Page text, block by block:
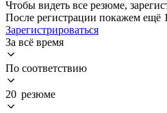
Чтобы видеть все резюме,
После регистрации покажем ещё
Зарегистрироваться
За всё время
По соответствию
20 резюме